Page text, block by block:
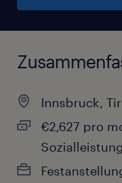
Innsbruck,
€2,627 pro